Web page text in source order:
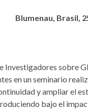
Blumenau, Brasil,
Investigadores sobre
en un seminario
y ampliar el
bajo el